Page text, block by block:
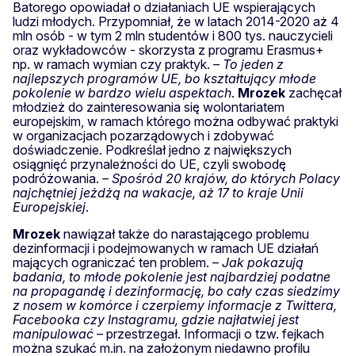
Batorego opowiadał o działaniach UE wspierających
ludzi młodych. Przypomniał, że w latach 2014-2020 aż 4
mln osób - w tym 2 mln studentów i 800 tys. nauczycieli
oraz wykładowców - skorzysta z programu Erasmus+
np. w ramach wymian czy praktyk. – To jeden z
najlepszych programów UE, bo kształtujący młode
pokolenie w bardzo wielu aspektach. Mrozek zachęcał
młodzież do zainteresowania się wolontariatem
europejskim, w ramach którego można odbywać praktyki
w organizacjach pozarządowych i zdobywać
doświadczenie. Podkreślał jedno z największych
osiągnięć przynależności do UE, czyli swobodę
podróżowania. – Spośród 20 krajów, do których Polacy
najchętniej jeżdżą na wakacje, aż 17 to kraje Unii
Europejskiej.
Mrozek nawiązał także do narastającego problemu
dezinformacji i podejmowanych w ramach UE działań
mających ograniczać ten problem. – Jak pokazują
badania, to młode pokolenie jest najbardziej podatne
na propagandę i dezinformację, bo cały czas siedzimy
z nosem w komórce i czerpiemy informacje z Twittera,
Facebooka czy Instagramu, gdzie najłatwiej jest
manipulować – przestrzegał. Informacji o tzw. fejkach
można szukać m.in. na założonym niedawno profilu